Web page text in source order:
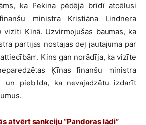
ka Pekina pēdējā brīdī atcēlusi
ministra Kristiāna Lindnera
vizīti Ķīnā. Uzvirmojušas baumas, ka
partijas nostājas dēļ jautājumā par
Kins gan norādīja, ka vizīte
Ķīnas finanšu ministra
un piebilda, ka nevajadzētu izdarīt
atvērt sankciju “Pandoras lādi”